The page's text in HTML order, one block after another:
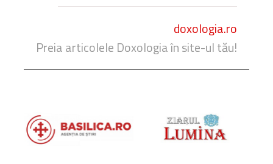
doxologia.ro
Preia articolele Doxologia în site-ul tău!